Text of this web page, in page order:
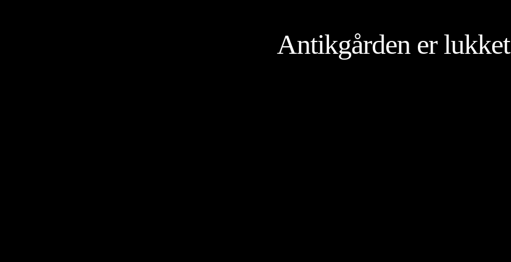
Antikgården er lukket